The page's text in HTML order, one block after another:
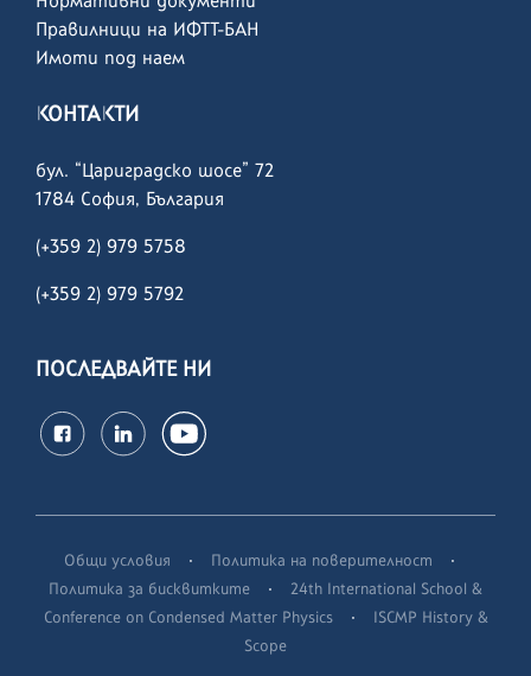
Правилници на ИФТТ-БАН
Имоти под наем
КОНТАКТИ
бул. “Цариградско шосе” 72
1784 София, България
(+359 2) 979 5758
(+359 2) 979 5792
ПОСЛЕДВАЙТЕ НИ
Общи условия · Политика на поверителност ·
Политика за бисквитките ·
24th International School &
Conference on Condensed Matter Physics·
ISCMP History &
Scope